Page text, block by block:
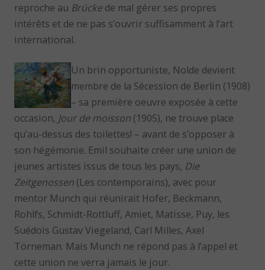
reproche au Brückede mal gérer ses propres
intérêts et de ne pas s’ouvrir suffisamment à l’art
international.
Un brin opportuniste, Nolde devient
membre de la Sécession de Berlin (1908)
– sa première oeuvre exposée à cette
occasion, Jour de moisson (1905), ne trouve place
qu’au-dessus des toilettes! – avant de s’opposer à
son hégémonie. Emil souhaite créer une union de
jeunes artistes issus de tous les pays, Die
Zeitgenossen (Les contemporains), avec pour
mentor Munch qui réunirait Hofer, Beckmann,
Rohlfs, Schmidt-Rottluff, Amiet, Matisse, Puy, les
Suédois Gustav Viegeland, Carl Milles, Axel
Törneman. Mais Munch ne répond pas à l’appel et
cette union ne verra jamais le jour.